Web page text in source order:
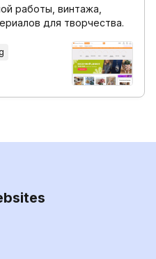
работы, винтажа,
для творчества.